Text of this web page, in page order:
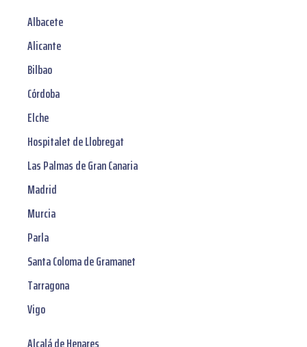
Albacete
Alicante
Bilbao
Córdoba
Elche
Hospitalet de Llobregat
Las Palmas de Gran Canaria
Madrid
Murcia
Parla
Santa Coloma de Gramanet
Tarragona
Vigo